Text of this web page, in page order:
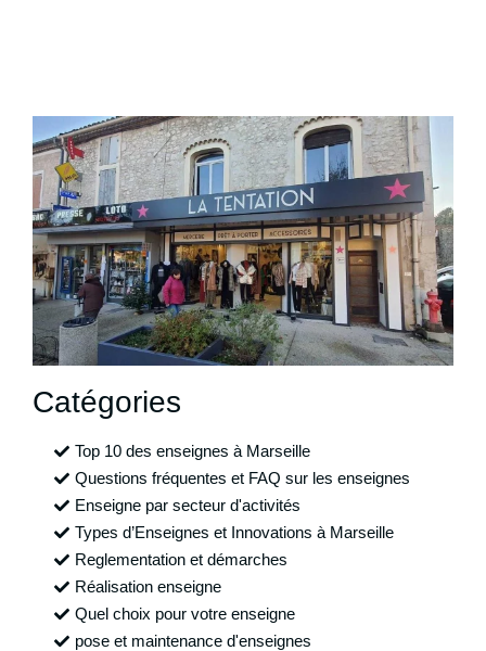
Catégories
Top 10 des enseignes à Marseille
Questions fréquentes et FAQ sur les enseignes
Enseigne par secteur d'activités
Types d’Enseignes et Innovations à Marseille
Reglementation et démarches
Réalisation enseigne
Quel choix pour votre enseigne
pose et maintenance d'enseignes